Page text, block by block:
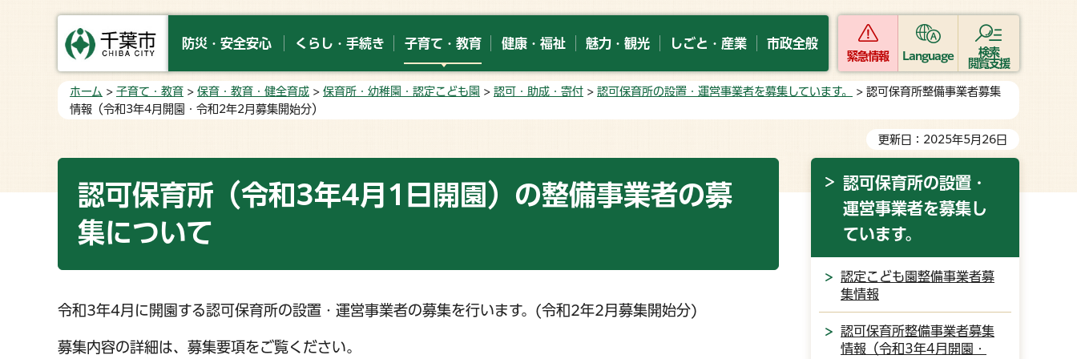
防災・安全安心 くらし・手続き 子育て・教育 健康・福祉 魅力・観光 しごと・産業 市政全般
緊急情報 Language
検索
閲覧支援
ホーム > 子育て・教育 > 保育・教育・健全育成 > 保育所・幼稚園・認定こども園 > 認可・助成・寄付 > 認可保育所の設置・運営事業者を募集しています。
> 認可保育所整備事業者募集
情報（令和3年4月開園・令和2年2月募集開始分）
更新日：2025年5月26日
認可保育所（令和3年4月1日開園）の整備事業者の募
集について
令和3年4月に開園する認可保育所の設置・運営事業者の募集を行います。(令和2年2月募集開始分)
募集内容の詳細は、募集要項をご覧ください。
認可保育所の設置・
運営事業者を募集し
ています。
認定こども園整備事業者募
集情報
認可保育所整備事業者募集
情報（令和3年4月開園・